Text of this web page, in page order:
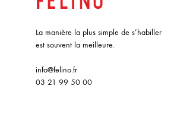
La manière la plus simple de s’habiller
est souvent la meilleure.
info@felino.fr
03 21 99 50 00